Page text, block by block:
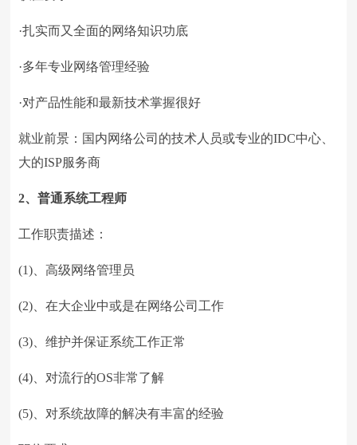
·扎实而又全面的网络知识功底
·多年专业网络管理经验
·对产品性能和最新技术掌握很好
就业前景：国内网络公司的技术人员或专业的IDC中心、
大的ISP服务商
2、普通系统工程师
工作职责描述：
(1)、高级网络管理员
(2)、在大企业中或是在网络公司工作
(3)、维护并保证系统工作正常
(4)、对流行的OS非常了解
(5)、对系统故障的解决有丰富的经验